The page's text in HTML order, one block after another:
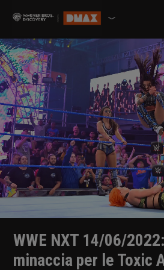
WWE NXT 14/06/
minaccia per le Toxic